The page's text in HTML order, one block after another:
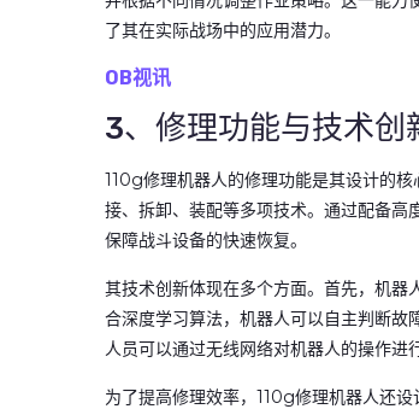
了其在实际战场中的应用潜力。
OB视讯
3、修理功能与技术创
110g修理机器人的修理功能是其设计的
接、拆卸、装配等多项技术。通过配备高
保障战斗设备的快速恢复。
其技术创新体现在多个方面。首先，机器
合深度学习算法，机器人可以自主判断
人员可以通过无线网络对机器人的操作进
为了提高修理效率，110g修理机器人还